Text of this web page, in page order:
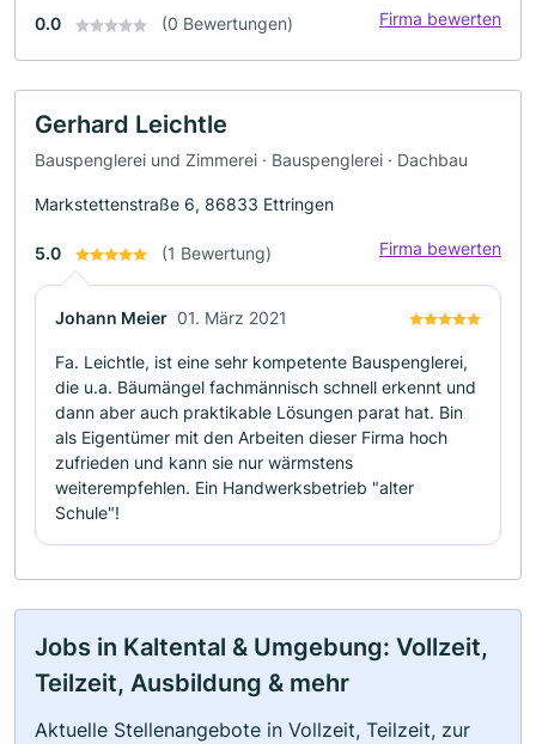
0.0 (0 Bewertungen) Firma bewerten
Gerhard Leichtle
Bauspenglerei und Zimmerei · Bauspenglerei · Dachbau
Markstettenstraße 6, 86833 Ettringen
5.0 (1 Bewertung) Firma bewerten
Johann Meier 01. März 2021
Fa. Leichtle, ist eine sehr kompetente Bauspenglerei,
die u.a. Bäumängel fachmännisch schnell erkennt und
dann aber auch praktikable Lösungen parat hat. Bin
als Eigentümer mit den Arbeiten dieser Firma hoch
zufrieden und kann sie nur wärmstens
weiterempfehlen. Ein Handwerksbetrieb "alter
Schule"!
Jobs in Kaltental & Umgebung: Vollzeit,
Teilzeit, Ausbildung & mehr
Aktuelle Stellenangebote in Vollzeit, Teilzeit, zur